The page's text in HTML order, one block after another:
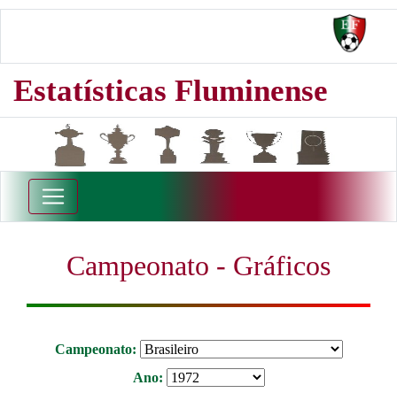
Estatísticas Fluminense
Campeonato - Gráficos
Campeonato:
Ano: